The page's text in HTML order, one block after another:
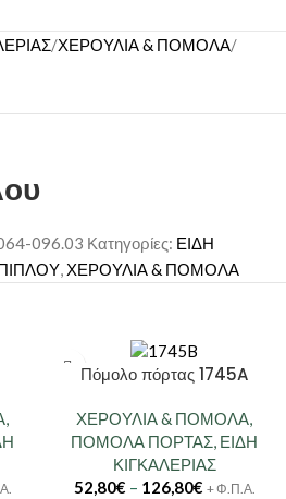
ΧΕΡΟΥΛΙΑ & ΠΟΜΟΛΑ
096.03 Κατηγορίες: ΕΙΔΗ
,ΧΕΡΟΥΛΙΑ & ΠΟΜΟΛΑ
Πόμολο πόρτας 1745A
ΧΕΡΟΥΛΙΑ & ΠΟΜΟΛΑ
ΠΟΜΟΛΑ ΠΟΡΤΑΣ ΕΙΔΗ
ΚΙΓΚΑΛΕΡΙΑΣ
52,80€ – 126,80€ + Φ.Π.Α.